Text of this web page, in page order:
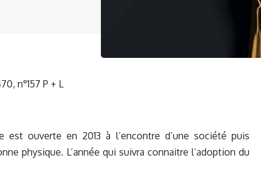
n°157 P + L
est ouverte en 2013 à l’encontre d’une société puis
physique. L’année qui suivra connaitre l’adoption du